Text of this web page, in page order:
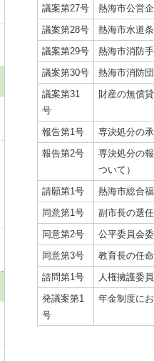
議案第27号
熱海市公営
議案第28号
熱海市水道
議案第29号
熱海市消防
議案第30号
熱海市消防
議案第31
号
財産の無償
報告第1号 専決処分の
報告第2号
専決処分の
ついて）
請願第1号 熱海市総合
同意第1号
副市長の選
同意第2号
公平委員会
同意第3号
教育長の任
諮問第1号
人権擁護委
発議案第1
号
年金制度に